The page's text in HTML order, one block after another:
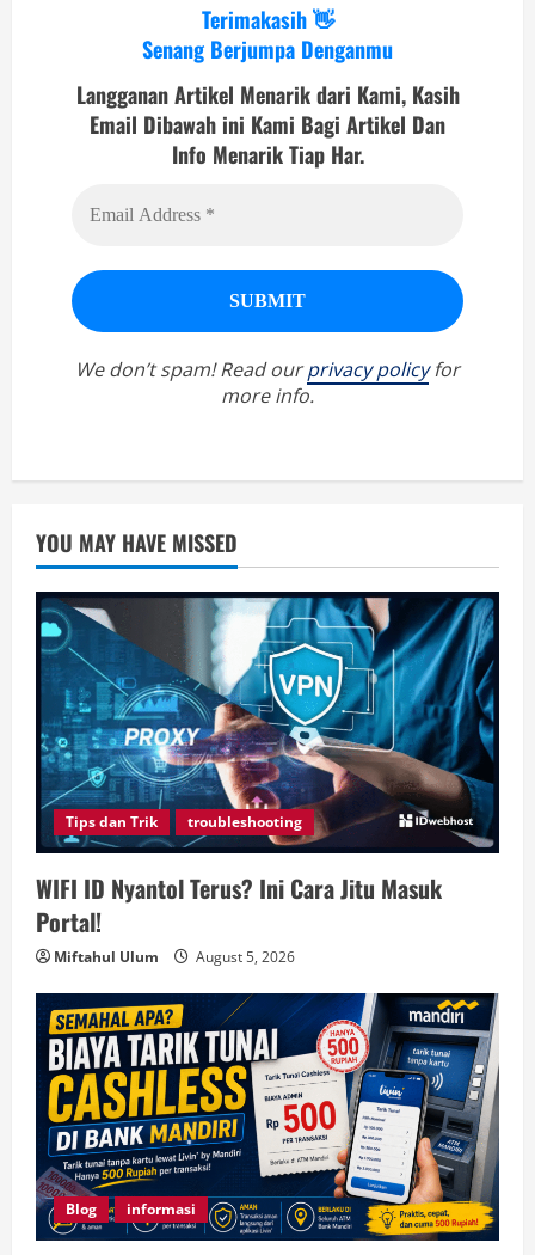
Terimakasih 👋
Senang Berjumpa Denganmu
Langganan Artikel Menarik dari Kami, Kasih
Email Dibawah ini Kami Bagi Artikel Dan
Info Menarik Tiap Har.
We don’t spam! Read ourprivacy policyfor
more info.
YOU MAY HAVE MISSED
Tips dan Trik troubleshooting
WIFI ID Nyantol Terus? Ini Cara Jitu Masuk
Portal!
Miftahul Ulum August 5, 2026
Blog informasi